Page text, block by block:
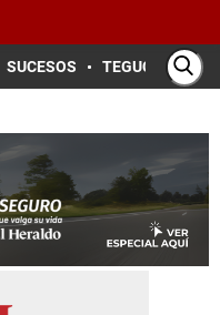
SUCESOS TEGUCIGALPA